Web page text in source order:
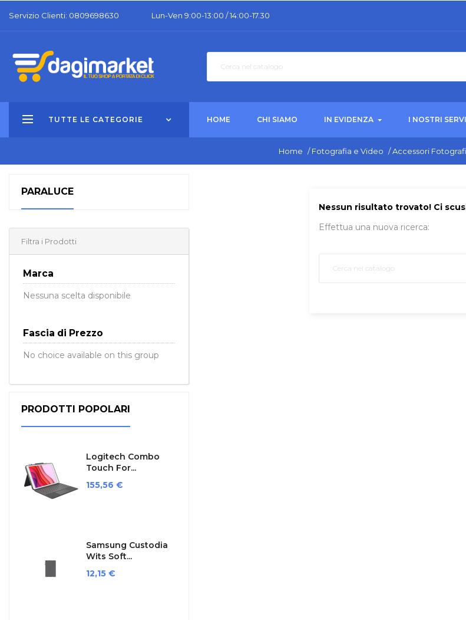
Servizio Clienti: 0809698630 Lun-Ven 9:00-13:00 / 14:00-17.30
TUTTE LE CATEGORIE HOME CHI SIAMO IN EVIDENZA I NOSTRI
Home / Fotografia e Video / Accessori
PARALUCE
Filtra i Prodotti
Marca
Nessuna scelta disponibile
Fascia di Prezzo
No choice available on this group
PRODOTTI POPOLARI
Logitech Combo
Touch For...
Prezzo
155,56 €
Samsung Custodia
Wits Soft...
Prezzo
12,15 €
Nessun risultato trovato! Ci
Effettua una nuova ricerca: